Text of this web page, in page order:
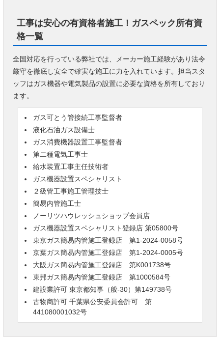
工事は安心の有資格者施工！ガスペック所有資
格一覧
全国対応を行っている弊社では、メーカー施工経験があり法令
厳守を徹底し安全で確実な施工に力を入れています。担当スタ
ッフはガス機器や電気製品の設置に必要な資格を所有しており
ます。
ガス可とう管接続工事監督者
液化石油ガス設備士
ガス消費機器設置工事監督者
第二種電気工事士
給水装置工事主任技術者
ガス機器設置スペシャリスト
２級管工事施工管理技士
簡易内管施工士
ノーリツハウレッシュショップ会員店
ガス機器設置スペシャリスト登録店 第05800号
東京ガス簡易内管施工登録店 第1-2024-0058号
京葉ガス簡易内管施工登録店 第1-2024-0005号
大阪ガス簡易内管施工登録店 第K001738号
東邦ガス簡易内管施工登録店 第1000584号
建設業許可 東京都知事（般-30）第149738号
古物商許可 千葉県公安委員会許可 第
441080001032号